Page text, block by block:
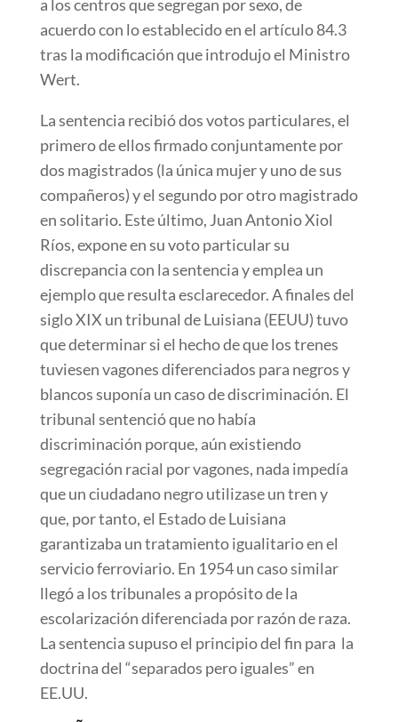
a los centros que segregan por sexo, de
acuerdo con lo establecido en el artículo 84.3
tras la modificación que introdujo el Ministro
Wert.
La sentencia recibió dos votos particulares, el
primero de ellos firmado conjuntamente por
dos magistrados (la única mujer y uno de sus
compañeros) y el segundo por otro magistrado
en solitario. Este último, Juan Antonio Xiol
Ríos, expone en su voto particular su
discrepancia con la sentencia y emplea un
ejemplo que resulta esclarecedor. A finales del
siglo XIX un tribunal de Luisiana (EEUU) tuvo
que determinar si el hecho de que los trenes
tuviesen vagones diferenciados para negros y
blancos suponía un caso de discriminación. El
tribunal sentenció que no había
discriminación porque, aún existiendo
segregación racial por vagones, nada impedía
que un ciudadano negro utilizase un tren y
que, por tanto, el Estado de Luisiana
garantizaba un tratamiento igualitario en el
servicio ferroviario. En 1954 un caso similar
llegó a los tribunales a propósito de la
escolarización diferenciada por razón de raza.
La sentencia supuso el principio del fin para la
doctrina del “separados pero iguales” en
EE.UU.